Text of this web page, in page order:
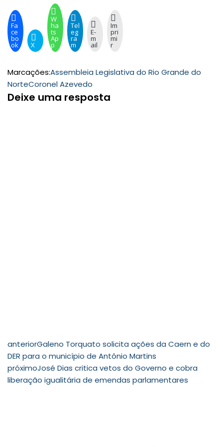
Fa
ce
bo
ok X
W
ha
ts
Ap
p
Tel
eg
ra
m
E-
m
ail
Im
pri
mi
r
Marcações:Assembleia Legislativa do Rio Grande do
NorteCoronel Azevedo
Deixe uma resposta
anteriorGaleno Torquato solicita ações da Caern e do
DER para o município de Antônio Martins
próximoJosé Dias critica vetos do Governo e cobra
liberação igualitária de emendas parlamentares